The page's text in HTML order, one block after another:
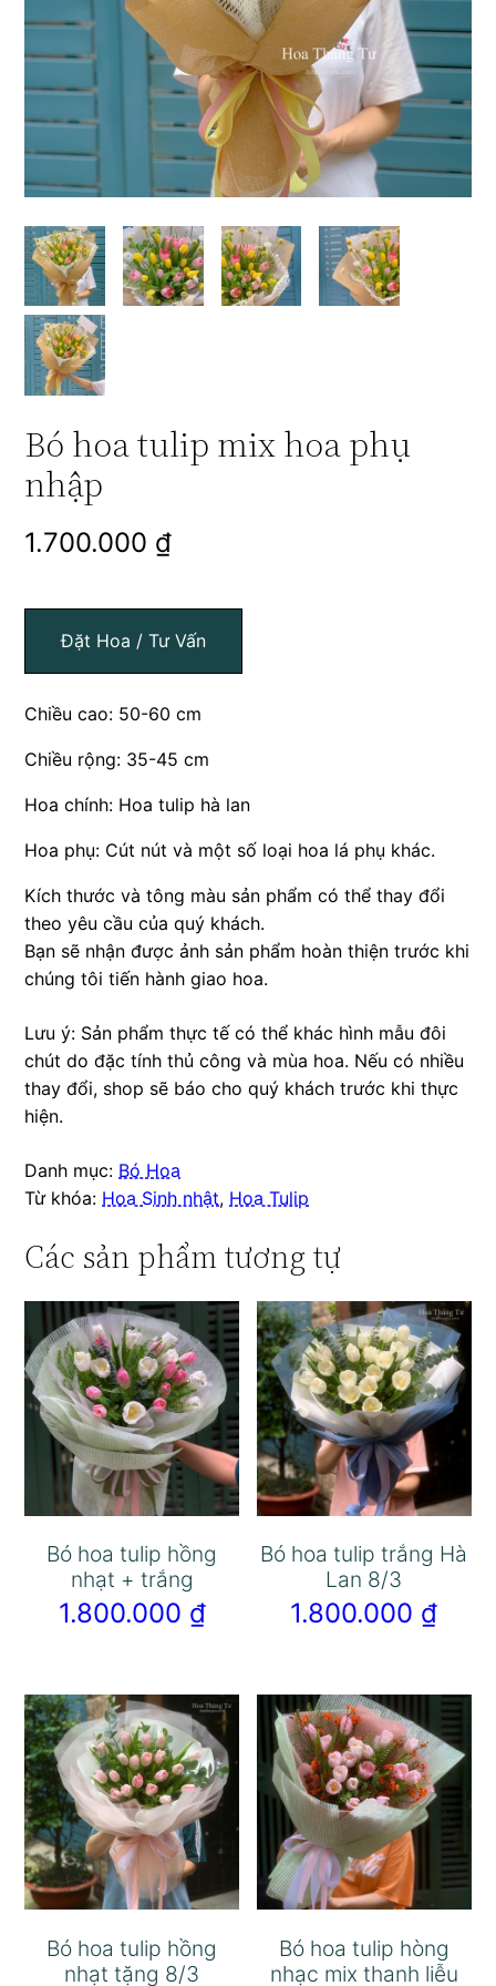
Bó hoa tulip mix hoa phụ
nhập
1.700.000 ₫
Đặt Hoa / Tư Vấn
Chiều cao: 50-60 cm
Chiều rộng: 35-45 cm
Hoa chính: Hoa tulip hà lan
Hoa phụ: Cút nút và một số loại hoa lá phụ khác.
Kích thước và tông màu sản phẩm có thể thay đổi
theo yêu cầu của quý khách.
Bạn sẽ nhận được ảnh sản phẩm hoàn thiện trước khi
chúng tôi tiến hành giao hoa.
Lưu ý: Sản phẩm thực tế có thể khác hình mẫu đôi
chút do đặc tính thủ công và mùa hoa. Nếu có nhiều
thay đổi, shop sẽ báo cho quý khách trước khi thực
hiện.
Danh mục: Bó Hoa
Từ khóa: Hoa Sinh nhật, Hoa Tulip
Các sản phẩm tương tự
Bó hoa tulip hồng
nhạt + trắng
1.800.000 ₫
Bó hoa tulip trắng Hà
Lan 8/3
1.800.000 ₫
Bó hoa tulip hồng
nhạt tặng 8/3
Bó hoa tulip hòng
nhạc mix thanh liễu